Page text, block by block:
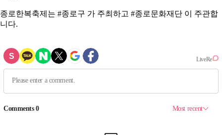
종로한복축제는 #종로구 가 주최하고 #종로문화재단 이 주관합
니다.